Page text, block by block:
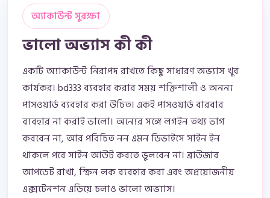
অ্যাকাউন্ট সুরক্ষা
ভালো অভ্যাস কী কী
একটি অ্যাকাউন্ট নিরাপদ রাখতে কিছু সাধারণ অভ্যাস খুব
কার্যকর। bd333 ব্যবহার করার সময় শক্তিশালী ও অনন্য
পাসওয়ার্ড ব্যবহার করা উচিত। একই পাসওয়ার্ড বারবার
ব্যবহার না করাই ভালো। অন্যের সঙ্গে লগইন তথ্য ভাগ
করবেন না, আর পরিচিত নন এমন ডিভাইসে সাইন ইন
থাকলে পরে সাইন আউট করতে ভুলবেন না। ব্রাউজার
আপডেট রাখা, স্ক্রিন লক ব্যবহার করা এবং অপ্রয়োজনীয়
এক্সটেনশন এড়িয়ে চলাও ভালো অভ্যাস।